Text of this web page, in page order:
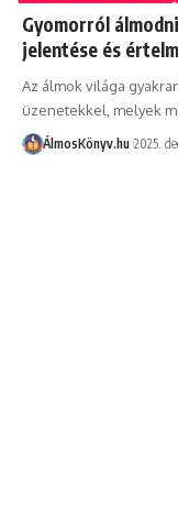
Gyomorról
jelentése és
Az álmok világa
üzenetekkel, melyek
ÁlmosKönyv.hu 2025.